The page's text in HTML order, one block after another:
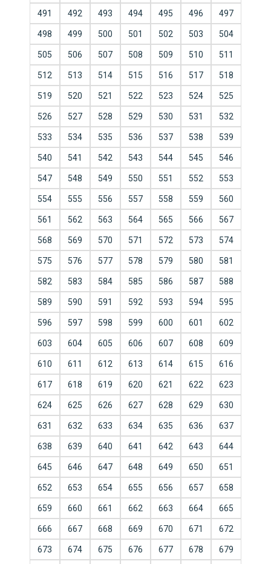
491 492 493 494 495 496 497
498 499 500 501 502 503 504
505 506 507 508 509 510 511
512 513 514 515 516 517 518
519 520 521 522 523 524 525
526 527 528 529 530 531 532
533 534 535 536 537 538 539
540 541 542 543 544 545 546
547 548 549 550 551 552 553
554 555 556 557 558 559 560
561 562 563 564 565 566 567
568 569 570 571 572 573 574
575 576 577 578 579 580 581
582 583 584 585 586 587 588
589 590 591 592 593 594 595
596 597 598 599 600 601 602
603 604 605 606 607 608 609
610 611 612 613 614 615 616
617 618 619 620 621 622 623
624 625 626 627 628 629 630
631 632 633 634 635 636 637
638 639 640 641 642 643 644
645 646 647 648 649 650 651
652 653 654 655 656 657 658
659 660 661 662 663 664 665
666 667 668 669 670 671 672
673 674 675 676 677 678 679